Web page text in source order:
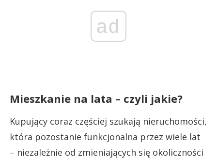
ad
Mieszkanie na lata – czyli jakie?
Kupujący coraz częściej szukają nieruchomości,
która pozostanie funkcjonalna przez wiele lat
– niezależnie od zmieniających się okoliczności